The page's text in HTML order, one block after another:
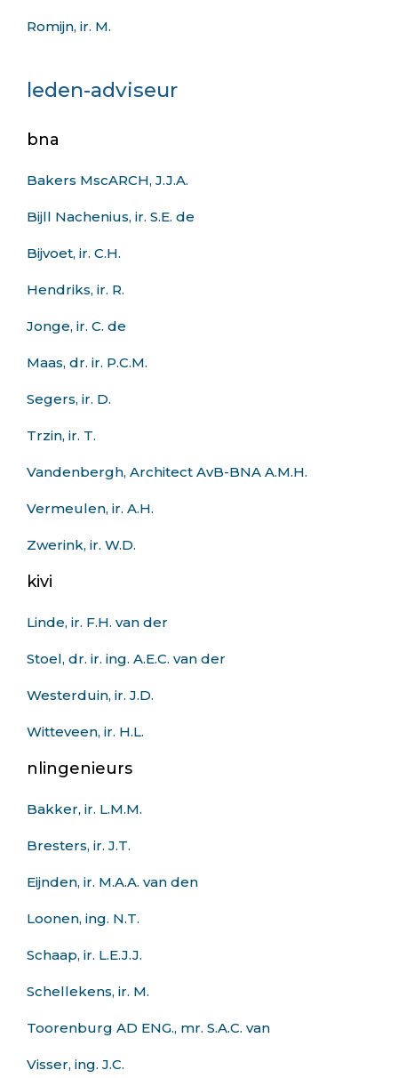
Romijn, ir. M.
leden-adviseur
bna
Bakers MscARCH, J.J.A.
Bijll Nachenius, ir. S.E. de
Bijvoet, ir. C.H.
Hendriks, ir. R.
Jonge, ir. C. de
Maas, dr. ir. P.C.M.
Segers, ir. D.
Trzin, ir. T.
Vandenbergh, Architect AvB-BNA A.M.H.
Vermeulen, ir. A.H.
Zwerink, ir. W.D.
kivi
Linde, ir. F.H. van der
Stoel, dr. ir. ing. A.E.C. van der
Westerduin, ir. J.D.
Witteveen, ir. H.L.
nlingenieurs
Bakker, ir. L.M.M.
Bresters, ir. J.T.
Eijnden, ir. M.A.A. van den
Loonen, ing. N.T.
Schaap, ir. L.E.J.J.
Schellekens, ir. M.
Toorenburg AD ENG., mr. S.A.C. van
Visser, ing. J.C.